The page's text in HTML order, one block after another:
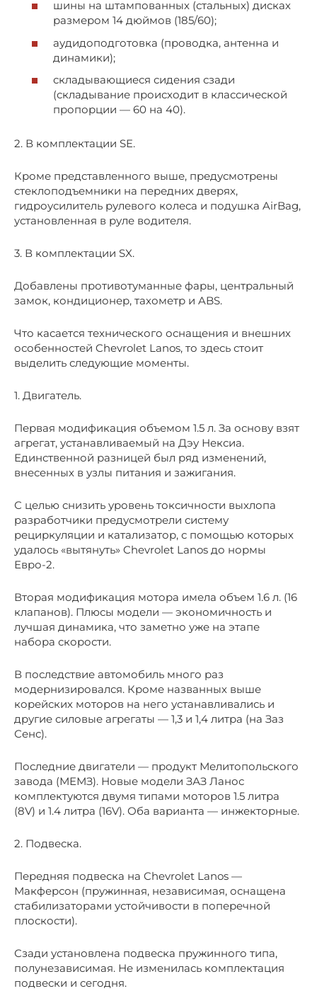
шины на штампованных (стальных) дисках
размером 14 дюймов (185/60);
аудидоподготовка (проводка, антенна и
динамики);
складывающиеся сидения сзади
(складывание происходит в классической
пропорции — 60 на 40).
2. В комплектации SE.
Кроме представленного выше, предусмотрены
стеклоподъемники на передних дверях,
гидроусилитель рулевого колеса и подушка AirBag,
установленная в руле водителя.
3. В комплектации SX.
Добавлены противотуманные фары, центральный
замок, кондиционер, тахометр и ABS.
Что касается технического оснащения и внешних
особенностей Chevrolet Lanos, то здесь стоит
выделить следующие моменты.
1. Двигатель.
Первая модификация объемом 1.5 л. За основу взят
агрегат, устанавливаемый на Дэу Нексиа.
Единственной разницей был ряд изменений,
внесенных в узлы питания и зажигания.
С целью снизить уровень токсичности выхлопа
разработчики предусмотрели систему
рециркуляции и катализатор, с помощью которых
удалось «вытянуть» Chevrolet Lanos до нормы
Евро-2.
Вторая модификация мотора имела объем 1.6 л. (16
клапанов). Плюсы модели — экономичность и
лучшая динамика, что заметно уже на этапе
набора скорости.
В последствие автомобиль много раз
модернизировался. Кроме названных выше
корейских моторов на него устанавливались и
другие силовые агрегаты — 1,3 и 1,4 литра (на Заз
Сенс).
Последние двигатели — продукт Мелитопольского
завода (МЕМЗ). Новые модели ЗАЗ Ланос
комплектуются двумя типами моторов 1.5 литра
(8V) и 1.4 литра (16V). Оба варианта — инжекторные.
2. Подвеска.
Передняя подвеска на Chevrolet Lanos —
Макферсон (пружинная, независимая, оснащена
стабилизаторами устойчивости в поперечной
плоскости).
Сзади установлена подвеска пружинного типа,
полунезависимая. Не изменилась комплектация
подвески и сегодня.